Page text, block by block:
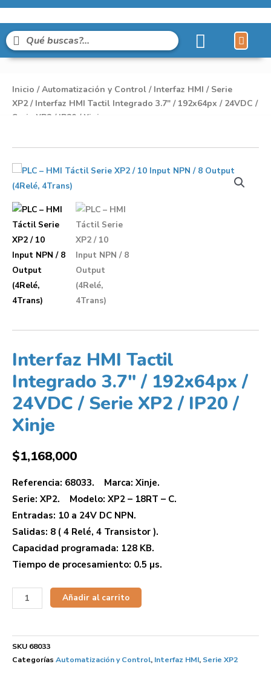
Inicio /Automatización y Control / Interfaz HMI / Serie
XP2/ Interfaz HMI Tactil Integrado 3.7″ / 192x64px / 24VDC /
Serie XP2 / IP20 / Xinje
Interfaz HMI Tactil
Integrado 3.7″ / 192x64px /
24VDC / Serie XP2 / IP20 /
Xinje
$1,168,000
Referencia: 68033. Marca: Xinje.
Serie: XP2. Modelo: XP2 – 18RT – C.
Entradas: 10 a 24V DC NPN.
Salidas: 8 ( 4 Relé, 4 Transistor ).
Capacidad programada: 128 KB.
Tiempo de procesamiento: 0.5 µs.
Añadir al carrito
SKU 68033
Categorías Automatización y Control, Interfaz HMI, Serie XP2